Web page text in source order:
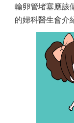
輸卵管堵塞應該
的婦科醫生會介